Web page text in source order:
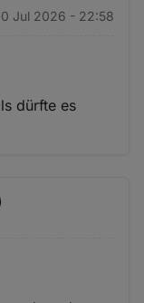
Jul 2026 - 22:58
dürfte es